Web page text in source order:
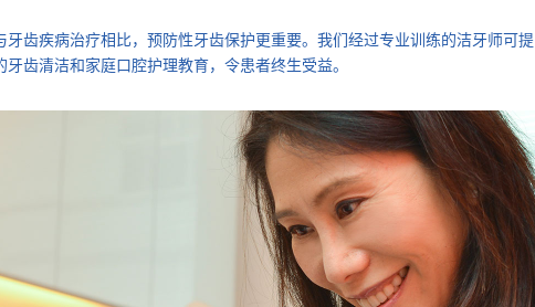
牙齿疾病治疗相比，预防性牙齿保护更重要。我们经过专业训练的洁牙师可提
牙齿清洁和家庭口腔护理教育，令患者终生受益。